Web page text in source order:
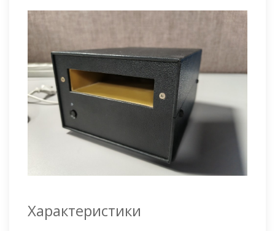
Характеристики